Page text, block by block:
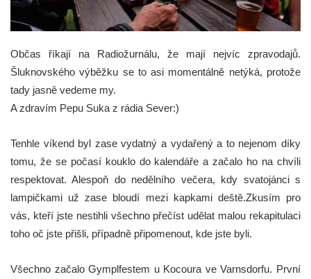
Občas říkají na Radiožurnálu, že mají nejvíc zpravodajů.
Šluknovského výběžku se to asi momentálně netýká, protože
tady jasně vedeme my.
A zdravím Pepu Suka z rádia Sever:)
Tenhle víkend byl zase vydatný a vydařený a to nejenom díky
tomu, že se počasí kouklo do kalendáře a začalo ho na chvíli
respektovat. Alespoň do nedělního večera, kdy svatojánci s
lampičkami už zase bloudí mezi kapkami deště.Zkusím pro
vás, kteří jste nestihli všechno přečíst udělat malou rekapitulaci
toho oč jste přišli, případně připomenout, kde jste byli.
Všechno začalo Gymplfestem u Kocoura ve Varnsdorfu. První